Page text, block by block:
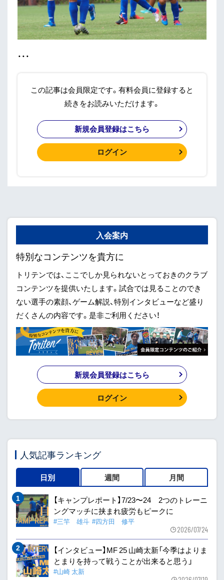
・・・
この記事は会員限定です。有料会員に登録すると
続きをお読みいただけます。
新規会員登録はこちら
ログイン
入会案内
特別なコンテンツを貴方に
トリテンでは、ここでしか見られないとっておきのクラブ
コンテンツを提供いたします。試合では見ることのでき
ない選手の素顔、ゲーム解説、特別インタビューなど盛り
だくさんの内容です。是非ご利用ください！
新規会員登録はこちら
ログイン
人気記事ランキング
日別 週間 月間
【キャンプレポート】7/23〜24 2つのトレーニ
ングマッチに挟まれ疲労もピークに
#三竿 雄斗 #四方田 修平
2026/07/24
【インタビュー】MF 25 山崎太新「今季はよりま
とまりを持って戦うことが出来ると思う」
#山崎 太新